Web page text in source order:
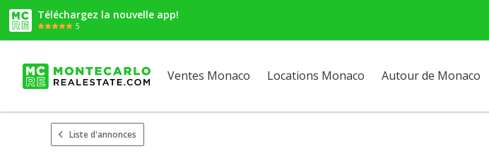
Téléchargez la nouvelle app!
5
Ventes Monaco Locations Monaco Autour de Monaco
Liste d'annonces